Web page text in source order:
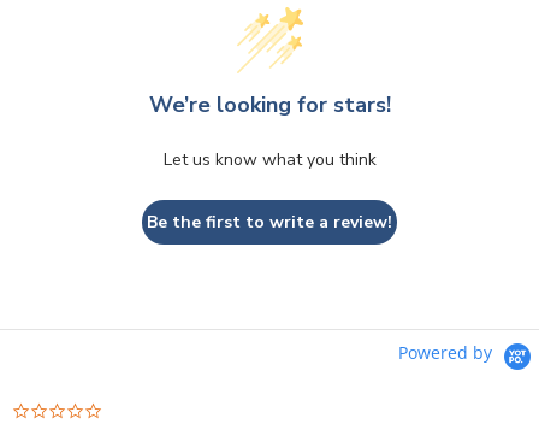
We’re looking for stars!
Let us know what you think
Be the first to write a review!
Powered by